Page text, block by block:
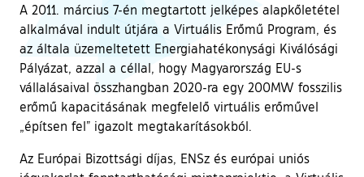
A 2011. március 7-én megtartott jelképes alapkőletétel
alkalmával indult útjára a Virtuális Erőmű Program, és
az általa üzemeltetett Energiahatékonysági Kiválósági
Pályázat, azzal a céllal, hogy Magyarország EU-s
vállalásaival összhangban 2020-ra egy 200MW fosszilis
erőmű kapacitásának megfelelő virtuális erőművel
„építsen fel” igazolt megtakarításokból.
Az Európai Bizottsági díjas, ENSz és európai uniós